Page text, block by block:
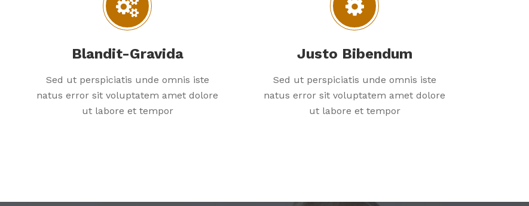
Blandit-Gravida
Sed ut perspiciatis unde omnis iste
natus error sit voluptatem amet dolore
ut labore et tempor
Justo Bibendum
Sed ut perspiciatis unde omnis iste
natus error sit voluptatem amet dolore
ut labore et tempor